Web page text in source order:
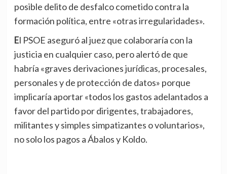
posible delito de desfalco cometido contra la
formación política, entre «otras irregularidades».
El PSOE aseguró al juez que colaboraría con la
justicia en cualquier caso, pero alertó de que
habría «graves derivaciones jurídicas, procesales,
personales y de protección de datos» porque
implicaría aportar «todos los gastos adelantados a
favor del partido por dirigentes, trabajadores,
militantes y simples simpatizantes o voluntarios»,
no solo los pagos a Ábalos y Koldo.